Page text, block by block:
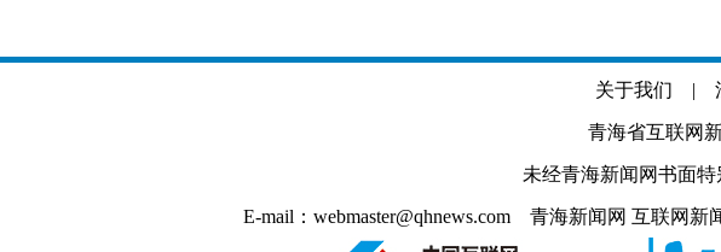
关于我们 |
青海省互联网
未经青海新闻网书面
E-mail：webmaster@qhnews.com 青海新闻网 互联网新